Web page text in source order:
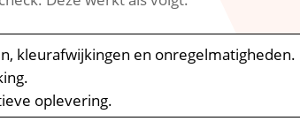
kleurafwijkingen en onregelmatigheden.​
oplevering.​